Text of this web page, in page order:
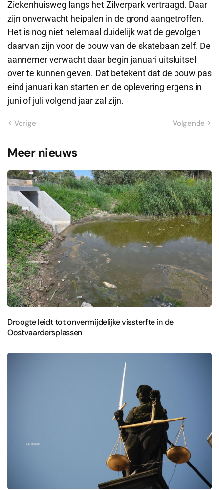
Ziekenhuisweg langs het Zilverpark vertraagd. Daar
zijn onverwacht heipalen in de grond aangetroffen.
Het is nog niet helemaal duidelijk wat de gevolgen
daarvan zijn voor de bouw van de skatebaan zelf. De
aannemer verwacht daar begin januari uitsluitsel
over te kunnen geven. Dat betekent dat de bouw pas
eind januari kan starten en de oplevering ergens in
juni of juli volgend jaar zal zijn.
Vorige Volgende
Meer nieuws
Droogte leidt tot onvermijdelijke vissterfte in de
Oostvaardersplassen